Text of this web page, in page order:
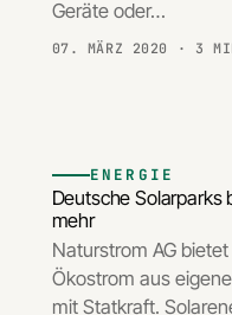
Geräte oder…
07. MÄRZ 2020 · 3
ENERGIE
Deutsche Solarparks
mehr
Naturstrom AG
Ökostrom aus
mit Statkraft.